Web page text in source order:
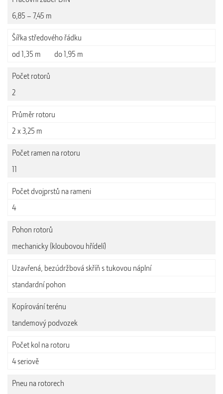
6,85 – 7,45 m
Šířka středového řádku
od 1,35 m do 1,95 m
Počet rotorů
2
Průměr rotoru
2 x 3,25 m
Počet ramen na rotoru
11
Počet dvojprstů na rameni
4
Pohon rotorů
mechanicky (kloubovou hřídelí)
Uzavřená, bezúdržbová skříň s tukovou náplní
standardní pohon
Kopírování terénu
tandemový podvozek
Počet kol na rotoru
4 seriově
Pneu na rotorech